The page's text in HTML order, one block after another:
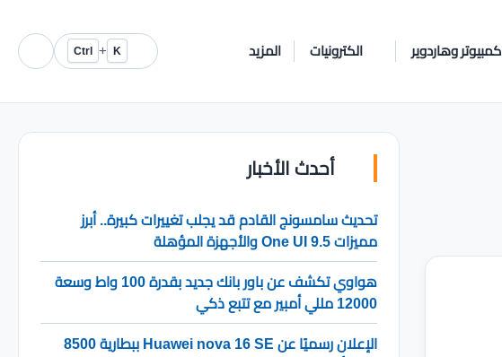
كمبيوتر وهاردوير الكترونيات المزيد K
+
Ctrl
أحدث الأخبار
تحديث سامسونج القادم قد يجلب تغييرات كبيرة.. أبرز
مميزات One UI 9.5 والأجهزة المؤهلة
هواوي تكشف عن باور بانك جديد بقدرة 100 واط وسعة
12000 مللي أمبير مع تتبع ذكي
الإعلان رسميًا عن Huawei nova 16 SE ببطارية 8500